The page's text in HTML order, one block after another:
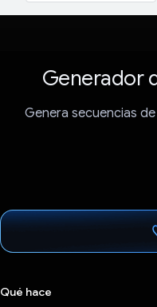
Generador
Genera secuencias
Qué hace